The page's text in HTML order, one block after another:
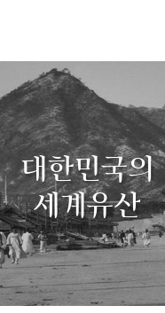
대한민국의
세계유산